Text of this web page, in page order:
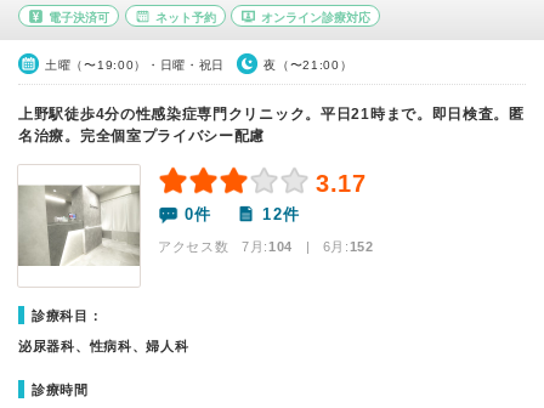
電子決済可 ネット予約 オンライン診療対応
土曜（〜19:00）・日曜・祝日 夜（〜21:00）
上野駅徒歩4分の性感染症専門クリニック。平日21時まで。即日検査。匿
名治療。完全個室プライバシー配慮
3.17
0件 12件
アクセス数 7月:104 | 6月:152
診療科目：
泌尿器科、性病科、婦人科
診療時間